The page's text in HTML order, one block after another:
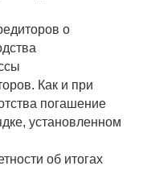
о
Как и при
погашение
установленном
об итогах